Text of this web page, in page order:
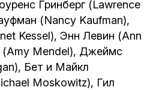
Гринберг (Lawrence
(Nancy Kaufman),
Kessel), Энн Левин (Ann
Mendel), Джеймс
Бет и Майкл
Moskowitz), Гил